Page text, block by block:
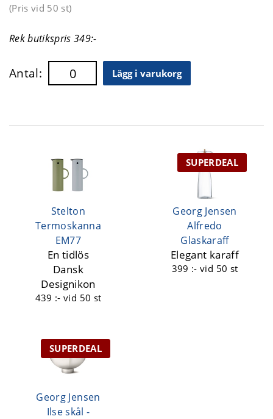
(Pris vid 50 st)
Rek butikspris 349:-
Antal: Lägg i varukorg
Stelton
Termoskanna
EM77
En tidlös
Dansk
Designikon
439 :-vid 50 st
SUPERDEAL
Georg Jensen
Alfredo
Glaskaraff
Elegant karaff
399 :-vid 50 st
SUPERDEAL
Georg Jensen
Ilse skål -